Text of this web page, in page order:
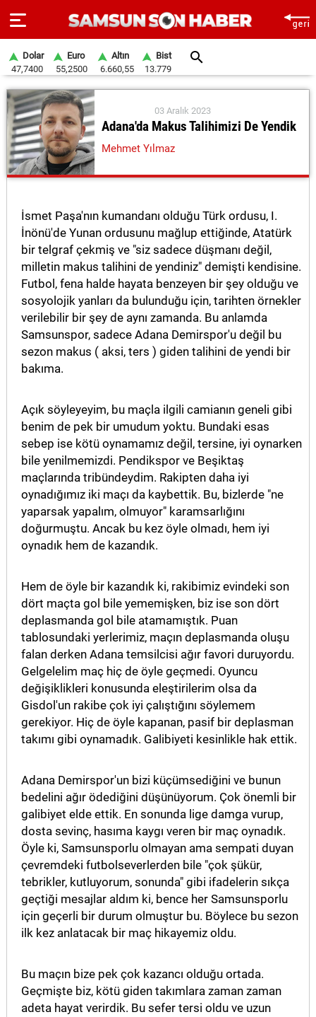
ANA
SAYFA
SAMSUN
HABER
GÜNDEM
SİYASET
EKONOMİ
DÜNYA
MAGAZİN
GALERİ
VİDEO
YAZARLAR
BİZE
ULAŞIN
Künye
İletişim
Politikası
Dolar
47,7400
Euro
55,2500
Altın
6.660,55
Bist
13.779
03 Aralık 2023
Adana'da Makus Talihimizi De Yendik
Mehmet Yılmaz
İsmet Paşa'nın kumandanı olduğu Türk ordusu, I.
İnönü'de Yunan ordusunu mağlup ettiğinde, Atatürk
bir telgraf çekmiş ve "siz sadece düşmanı değil,
milletin makus talihini de yendiniz" demişti kendisine.
Futbol, fena halde hayata benzeyen bir şey olduğu ve
sosyolojik yanları da bulunduğu için, tarihten örnekler
verilebilir bir şey de aynı zamanda. Bu anlamda
Samsunspor, sadece Adana Demirspor'u değil bu
sezon makus ( aksi, ters ) giden talihini de yendi bir
bakıma.
Açık söyleyeyim, bu maçla ilgili camianın geneli gibi
benim de pek bir umudum yoktu. Bundaki esas
sebep ise kötü oynamamız değil, tersine, iyi oynarken
bile yenilmemizdi. Pendikspor ve Beşiktaş
maçlarında tribündeydim. Rakipten daha iyi
oynadığımız iki maçı da kaybettik. Bu, bizlerde "ne
yaparsak yapalım, olmuyor" karamsarlığını
doğurmuştu. Ancak bu kez öyle olmadı, hem iyi
oynadık hem de kazandık.
Hem de öyle bir kazandık ki, rakibimiz evindeki son
dört maçta gol bile yememişken, biz ise son dört
deplasmanda gol bile atamamıştık. Puan
tablosundaki yerlerimiz, maçın deplasmanda oluşu
falan derken Adana temsilcisi ağır favori duruyordu.
Gelgelelim maç hiç de öyle geçmedi. Oyuncu
değişiklikleri konusunda eleştirilerim olsa da
Gisdol'un rakibe çok iyi çalıştığını söylemem
gerekiyor. Hiç de öyle kapanan, pasif bir deplasman
takımı gibi oynamadık. Galibiyeti kesinlikle hak ettik.
Adana Demirspor'un bizi küçümsediğini ve bunun
bedelini ağır ödediğini düşünüyorum. Çok önemli bir
galibiyet elde ettik. En sonunda lige damga vurup,
dosta sevinç, hasıma kaygı veren bir maç oynadık.
Öyle ki, Samsunsporlu olmayan ama sempati duyan
çevremdeki futbolseverlerden bile "çok şükür,
tebrikler, kutluyorum, sonunda" gibi ifadelerin sıkça
geçtiği mesajlar aldım ki, bence her Samsunsporlu
için geçerli bir durum olmuştur bu. Böylece bu sezon
ilk kez anlatacak bir maç hikayemiz oldu.
Bu maçın bize pek çok kazancı olduğu ortada.
Geçmişte biz, kötü giden takımlara zaman zaman
adeta hayat verirdik. Bu sefer tersi oldu ve uzun